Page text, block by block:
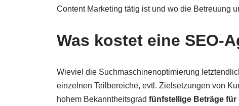
Content Marketing tätig ist und wo die Betreuung
Was kostet eine SEO-
Wieviel die Suchmaschinenoptimierung
einzelnen Teilbereiche, evtl. Zielsetzungen von
hohem Bekanntheitsgrad fünfstellige Beträge